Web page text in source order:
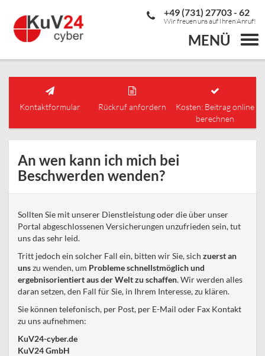
MENÜ
+49 (731) 27703 - 62
Wir freuen uns auf Ihren Anruf!
Kontaktformular Rückruf anfordern
Kosten: Beitrag online
berechnen
An wen kann ich mich bei
Beschwerden wenden?
Sollten Sie mit unserer Dienstleistung oder die über unser
Portal abgeschlossenen Versicherungen unzufrieden sein, tut
uns das sehr leid.
Tritt jedoch ein solcher Fall ein, bitten wir Sie, sich zuerst an
unszu wenden, um Probleme schnellstmöglich und
ergebnisorientiert aus der Welt zu schaffen. Wir werden alles
daran setzen, den Fall für Sie, in Ihrem Interesse, zu klären.
Sie können telefonisch, per Post, per E-Mail oder Fax Kontakt
zu uns aufnehmen:
KuV24-cyber.de
KuV24 GmbH